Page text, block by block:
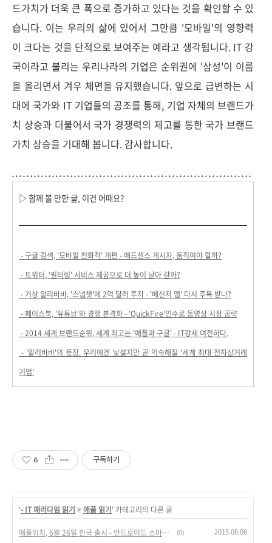
드가치가 더욱 큰 폭으로 증가하고 있다는 것을 확인할 수 있
습니다. 이는 우리의 삶에 있어서 그만큼 '모바일'의 영향력
이 크다는 것을 단적으로 보여주는 예라고 생각됩니다. IT 강
국이라고 불리는 우리나라의 기업은 순위권에 '삼성'이 이름
을 올리면서 겨우 체면을 유지했습니다. 앞으로 급변하는 시
대에 국가와 IT 기업들의 공조를 통해, 기업 자체의 브랜드가
치 상승과 더불어서 국가 경쟁력의 제고를 통한 국가 브랜드
가치 상승을 기대해 봅니다. 감사합니다.
▷ 함께 볼 만한 글, 이건 어때요?
- 구글 검색, '모바일 친화적' 개편 - 애드센스 게시자, 움직여야 할까?
- 트위터, '필터링' 서비스 제공으로 더 높이 날아 갈까?
- 거상 알리바바, '스냅챗'에 2억 달러 투자 - '메신저 앱' 다시 주목 받나?
- 페이스북, '유튜브'와 경쟁 본격화 - 'QuickFire'인수로 동영상 시장 공략
- 2014 세계 브랜드순위, 세계 최고는 '애플과 구글' - IT강세 여전하다.
- '알리바바'의 등장. 우리에겐 낯설지만 곧 익숙해질 '세계 최대 전자상거래
기업'
6 구독하기
'- IT 패러다임 읽기 > 애플 읽기' 카테고리의 다른 글
애플워치, 6월 26일 한국 출시 - 안드로이드 스마트워치와 애플워치, 선택은? (0) 2015.06.06